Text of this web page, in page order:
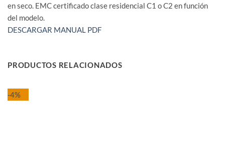
en seco. EMC certificado clase residencial C1 o C2 en función
del modelo.
DESCARGAR MANUAL PDF
PRODUCTOS RELACIONADOS
-4%